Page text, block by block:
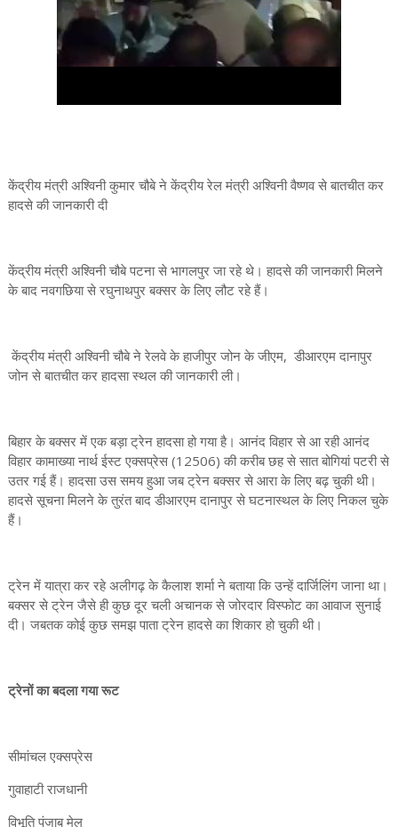
केंद्रीय मंत्री अश्विनी कुमार चौबे ने केंद्रीय रेल मंत्री अश्विनी वैष्णव से बातचीत कर
हादसे की जानकारी दी
केंद्रीय मंत्री अश्विनी चौबे पटना से भागलपुर जा रहे थे। हादसे की जानकारी मिलने
के बाद नवगछिया से रघुनाथपुर बक्सर के लिए लौट रहे हैं।
केंद्रीय मंत्री अश्विनी चौबे ने रेलवे के हाजीपुर जोन के जीएम, डीआरएम दानापुर
जोन से बातचीत कर हादसा स्थल की जानकारी ली।
बिहार के बक्सर में एक बड़ा ट्रेन हादसा हो गया है। आनंद विहार से आ रही आनंद
विहार कामाख्या नार्थ ईस्ट एक्सप्रेस (12506) की करीब छह से सात बोगियां पटरी से
उतर गई हैं। हादसा उस समय हुआ जब ट्रेन बक्सर से आरा के लिए बढ़ चुकी थी।
हादसे सूचना मिलने के तुरंत बाद डीआरएम दानापुर से घटनास्थल के लिए निकल चुके
हैं।
ट्रेन में यात्रा कर रहे अलीगढ़ के कैलाश शर्मा ने बताया कि उन्हें दार्जिलिंग जाना था।
बक्सर से ट्रेन जैसे ही कुछ दूर चली अचानक से जोरदार विस्फोट का आवाज सुनाई
दी। जबतक कोई कुछ समझ पाता ट्रेन हादसे का शिकार हो चुकी थी।
ट्रेनों का बदला गया रूट
सीमांचल एक्सप्रेस
गुवाहाटी राजधानी
विभूति पंजाब मेल